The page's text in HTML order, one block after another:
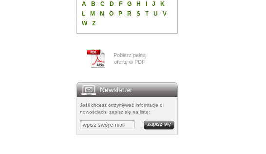
A B C D F G H J
K
L
M N O P R S T U
V
W
Z
Pobierz pełną
ofertę w PDF
Newsletter
Jeśli chcesz otrzymywać informacje o
nowościach, zapisz się na listę: